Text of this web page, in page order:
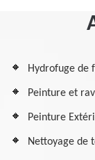
Hydrofuge de
Peinture et
Peinture
Nettoyage de